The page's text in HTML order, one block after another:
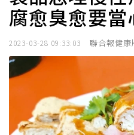
腐愈臭愈要當
2023-03-28 09:33:03 聯合報健